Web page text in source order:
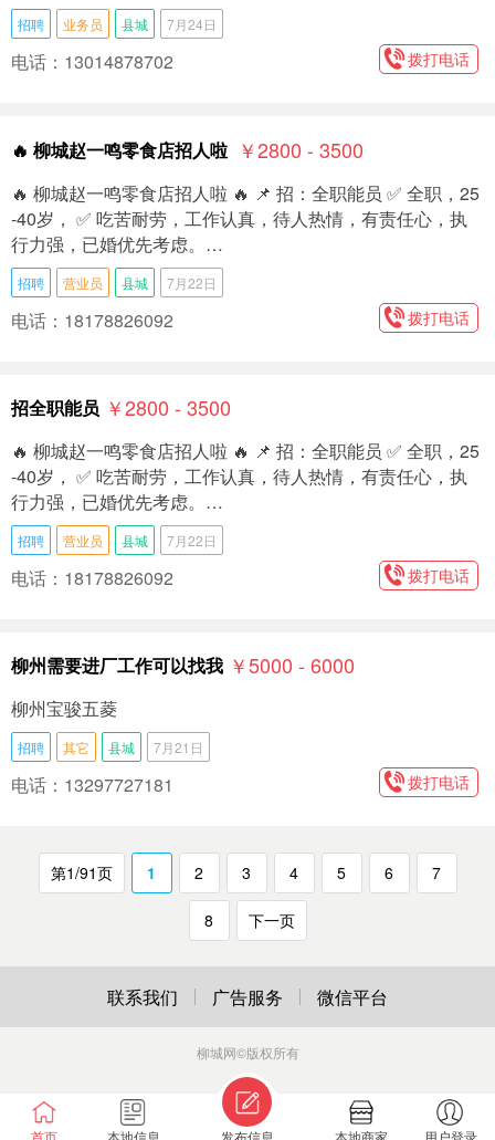
招聘 业务员 县城 7月24日
电话：13014878702 拨打电话
🔥 柳城赵一鸣零食店招人啦 ￥2800 - 3500
🔥 柳城赵一鸣零食店招人啦 🔥 📌 招：全职能员 ✅ 全职，25
-40岁， ✅ 吃苦耐劳，工作认真，待人热情，有责任心，执
行力强，已婚优先考虑。…
招聘 营业员 县城 7月22日
电话：18178826092 拨打电话
招全职能员 ￥2800 - 3500
🔥 柳城赵一鸣零食店招人啦 🔥 📌 招：全职能员 ✅ 全职，25
-40岁， ✅ 吃苦耐劳，工作认真，待人热情，有责任心，执
行力强，已婚优先考虑。…
招聘 营业员 县城 7月22日
电话：18178826092 拨打电话
柳州需要进厂工作可以找我 ￥5000 - 6000
柳州宝骏五菱
招聘 其它 县城 7月21日
电话：13297727181 拨打电话
第1/91页 1 2 3 4 5 6 7
8 下一页
首页 本地信息 发布信息 本地商家 用户登录
联系我们 广告服务 微信平台
柳城网©版权所有